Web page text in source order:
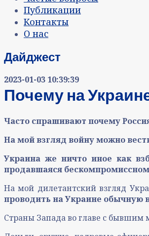
Публикации
Контакты
О нас
Дайджест
2023-01-03 10:39:39
Почему на
Часто спрашивают почему
На мой взгляд войну можно
Украина же ничто иное как
продавшаяся
На мой дилетантский взгляд
проводить на Украине обычную
Страны Запада во главе с